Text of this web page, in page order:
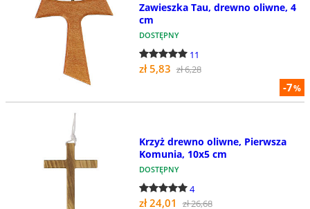
-7%
Zawieszka Tau, drewno oliwne, 4
cm
DOSTĘPNY
11
zł 5,83 zł 6,28
Krzyż drewno oliwne, Pierwsza
Komunia, 10x5 cm
DOSTĘPNY
4
zł 24,01 zł 26,68